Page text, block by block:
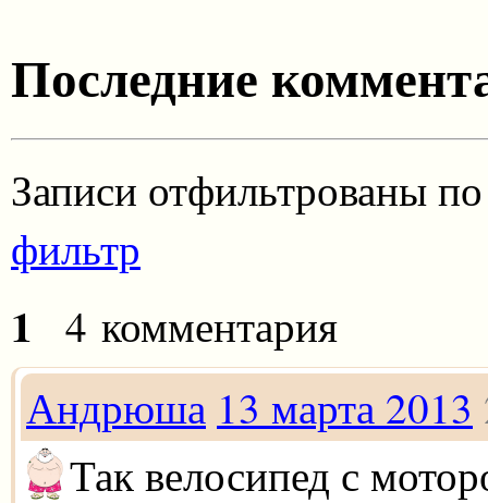
Последние
Записи отфильтрованы
фильтр
1
4 комментария
Андрюша 13 марта 2013
Так велосипед с